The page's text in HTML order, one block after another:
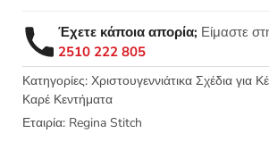
90x90
Κνωσός
Χριστουγεννιάτικα
δέντρα
-
Regina
Έχετε κάποια απορία; Είμαστε
2510 222 805
Κατηγορίες: Χριστουγεννιάτικα Σχέδια για
Καρέ Κεντήματα
Εταιρία: Regina Stitch